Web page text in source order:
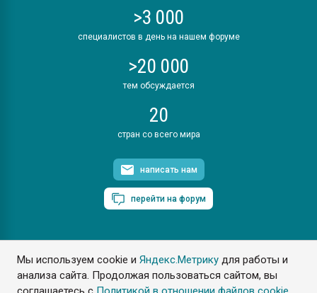
Мы используем cookie иЯндекс.Метрику для работы и
анализа сайта. Продолжая пользоваться сайтом, вы
>3 000
специалистов в день на нашем форуме
>20 000
тем обсуждается
20
стран со всего мира
написать нам
перейти на форум
ПластЭксперт © 2006. Все права защищены
Разрешается копирование материалов сайта с обязательной
ссылкой на www.e-plastic.ru